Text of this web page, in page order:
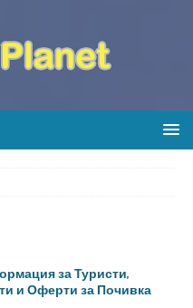
за Туристи,
и Оферти за Почивка